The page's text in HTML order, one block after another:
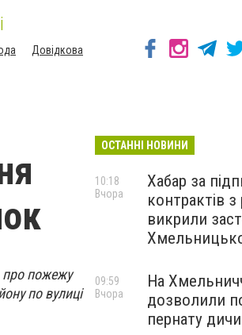
Довідкова
про пожежу
по вулиці
ОСТАННІ НОВИНИ
Хабар за
контрактів
викрили
10:18
Вчора
На
дозволили
пернату
09:59
Вчора